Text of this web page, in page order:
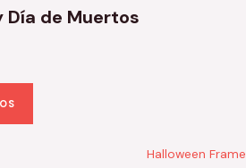
Día de Muertos